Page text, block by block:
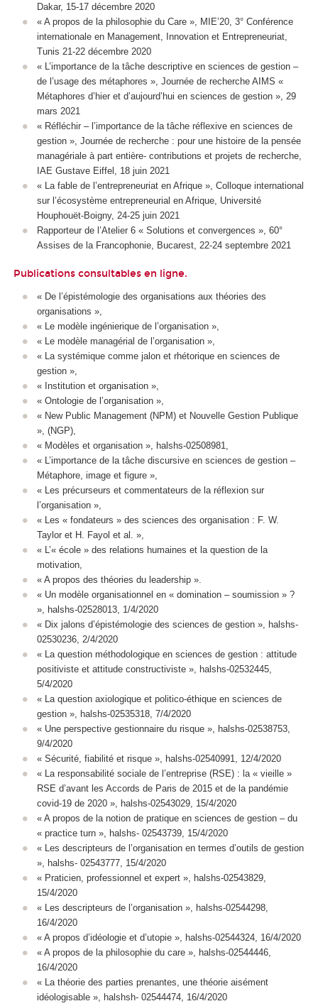
Dakar, 15-17 décembre 2020
« A propos de la philosophie du Care », MIE’20, 3° Conférence
internationale en Management, Innovation et Entrepreneuriat,
Tunis 21-22 décembre 2020
« L’importance de la tâche descriptive en sciences de gestion –
de l’usage des métaphores », Journée de recherche AIMS «
Métaphores d’hier et d’aujourd’hui en sciences de gestion », 29
mars 2021
« Réfléchir – l’importance de la tâche réflexive en sciences de
gestion », Journée de recherche : pour une histoire de la pensée
managériale à part entière- contributions et projets de recherche,
IAE Gustave Eiffel, 18 juin 2021
« La fable de l’entrepreneuriat en Afrique », Colloque international
sur l’écosystème entrepreneurial en Afrique, Université
Houphouët-Boigny, 24-25 juin 2021
Rapporteur de l’Atelier 6 « Solutions et convergences », 60°
Assises de la Francophonie, Bucarest, 22-24 septembre 2021
Publications consultables en ligne.
« De l’épistémologie des organisations aux théories des
organisations »,
« Le modèle ingénierique de l’organisation »,
« Le modèle managérial de l’organisation »,
« La systémique comme jalon et rhétorique en sciences de
gestion »,
« Institution et organisation »,
« Ontologie de l’organisation »,
« New Public Management (NPM) et Nouvelle Gestion Publique
», (NGP),
« Modèles et organisation », halshs-02508981,
« L’importance de la tâche discursive en sciences de gestion –
Métaphore, image et figure »,
« Les précurseurs et commentateurs de la réflexion sur
l’organisation »,
« Les « fondateurs » des sciences des organisation : F. W.
Taylor et H. Fayol et al. »,
« L’« école » des relations humaines et la question de la
motivation,
« A propos des théories du leadership ».
« Un modèle organisationnel en « domination – soumission » ?
», halshs-02528013, 1/4/2020
« Dix jalons d’épistémologie des sciences de gestion », halshs-
02530236, 2/4/2020
« La question méthodologique en sciences de gestion : attitude
positiviste et attitude constructiviste », halshs-02532445,
5/4/2020
« La question axiologique et politico-éthique en sciences de
gestion », halshs-02535318, 7/4/2020
« Une perspective gestionnaire du risque », halshs-02538753,
9/4/2020
« Sécurité, fiabilité et risque », halshs-02540991, 12/4/2020
« La responsabilité sociale de l’entreprise (RSE) : la « vieille »
RSE d’avant les Accords de Paris de 2015 et de la pandémie
covid-19 de 2020 », halshs-02543029, 15/4/2020
« A propos de la notion de pratique en sciences de gestion – du
« practice turn », halshs- 02543739, 15/4/2020
« Les descripteurs de l’organisation en termes d’outils de gestion
», halshs- 02543777, 15/4/2020
« Praticien, professionnel et expert », halshs-02543829,
15/4/2020
« Les descripteurs de l’organisation », halshs-02544298,
16/4/2020
« A propos d’idéologie et d’utopie », halshs-02544324, 16/4/2020
« A propos de la philosophie du care », halshs-02544446,
16/4/2020
« La théorie des parties prenantes, une théorie aisément
idéologisable », halshsh- 02544474, 16/4/2020